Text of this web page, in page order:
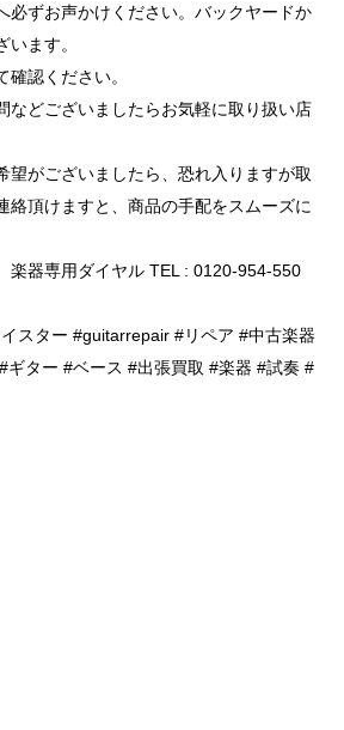
必ずお声かけください。バックヤードか
います。
確認ください。
などございましたらお気軽に取り扱い店
望がございましたら、恐れ入りますが取
絡頂けますと、商品の手配をスムーズに
器専用ダイヤル TEL : 0120-954-550
スター #guitarrepair #リペア #中古楽器
ター #ベース #出張買取 #楽器 #試奏 #